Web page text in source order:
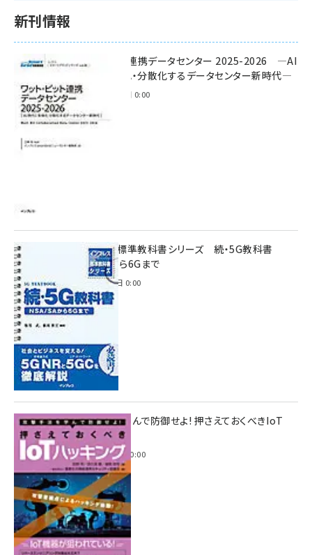
新刊情報
ワット・ビット連携データセンター 2025-2026 ―AI
時代に多様化・分散化するデータセンター新時代―
2025年11月28日 0:00
インプレス標準教科書シリーズ 続・5G教科書
NSA/SAから6Gまで
2023年4月3日 0:00
攻撃手法を学んで防御せよ! 押さえておくべきIoT
ハッキング
2022年6月14日 0:00